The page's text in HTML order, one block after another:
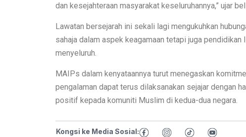
dan kesejahteraan masyarakat keseluruhannya,” ujar
Lawatan bersejarah ini sekali lagi mengukuhkan
sahaja dalam aspek keagamaan tetapi juga
menyeluruh.
MAIPs dalam kenyataannya turut menegaskan
pengalaman dapat terus dilaksanakan sejajar dengan
positif kepada komuniti Muslim di kedua-dua negara.
Kongsi ke Media Sosial: